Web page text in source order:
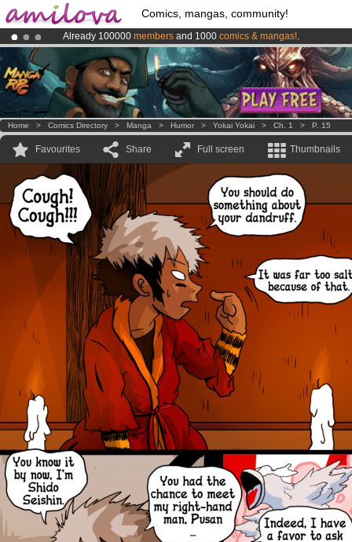
Comics, mangas, community!
Already 100000 members and 1000 comics & mangas!.
Premium membership from3.95 eurosper month !Get membership
AmilovaKickstarter is now LIVE!.
Home > Comics Directory > Manga > Humor > Yokai Yokai > Ch. 1 > P. 15
Favourites Share Full screen Thumbnails